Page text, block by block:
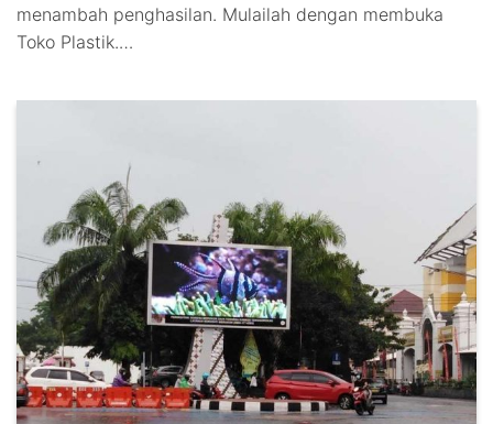
menambah penghasilan. Mulailah dengan membuka
Toko Plastik.…